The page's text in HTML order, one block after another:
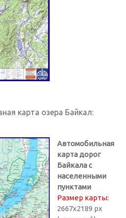
карта озера Байкал:
Автомобильная
карта дорог
Байкала с
населенными
пунктами
Размер карты:
2667х2189 px